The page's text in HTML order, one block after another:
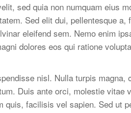
sed quia non numquam eius
Sed elit dui, pellentesque
eleifend sem. Nemo enim
dolores eos qui ratione
nisl. Nulla turpis
Duis ante orci, molestie vitae
quis, facilisis vel sapien. Sed ut